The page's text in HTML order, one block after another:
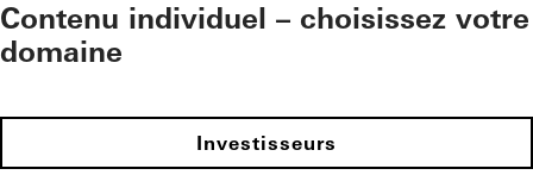
Contenu individuel – choisissez votre
domaine
Investisseurs